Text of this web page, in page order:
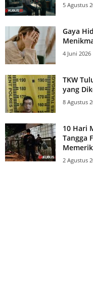
5 Agustus
Gaya
4 Juni 2026
TKW
yang
8 Agustus
10 Hari
Tangga
2 Agustus